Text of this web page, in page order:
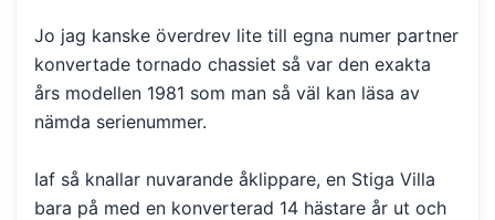
Jo jag kanske överdrev lite till egna numer partner
konvertade tornado chassiet så var den exakta
års modellen 1981 som man så väl kan läsa av
nämda serienummer.
Iaf så knallar nuvarande åklippare, en Stiga Villa
bara på med en konverterad 14 hästare år ut och